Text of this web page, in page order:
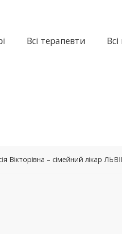
Всі терапевти
Вікторівна – сімейний лікар